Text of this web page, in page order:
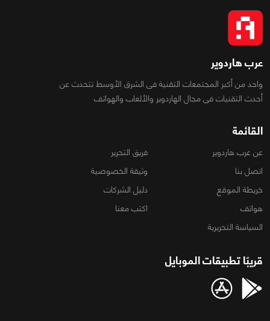
عرب هاردوير
واحد من أكبر المجتمعات التقنية فى الشرق الأوسط تتحدث عن
أحدث التقنيات فى مجال الهاردوير والألعاب والهواتف
القائمة
عن عرب هاردوير
فريق التحرير
اتصل بنا
وثيقة الخصوصية
خريطة الموقع
دليل الشركات
هواتف
اكتب معنا
السياسة التحريرية
قريبًا تطبيقات الموبايل